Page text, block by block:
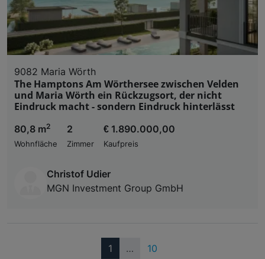
9082 Maria Wörth
The Hamptons Am Wörthersee zwischen Velden
und Maria Wörth ein Rückzugsort, der nicht
Eindruck macht - sondern Eindruck hinterlässt
80,8 m2
Wohnfläche
2
Zimmer
€ 1.890.000,00
Kaufpreis
Christof Udier
MGN Investment Group GmbH
1(current)
… 10